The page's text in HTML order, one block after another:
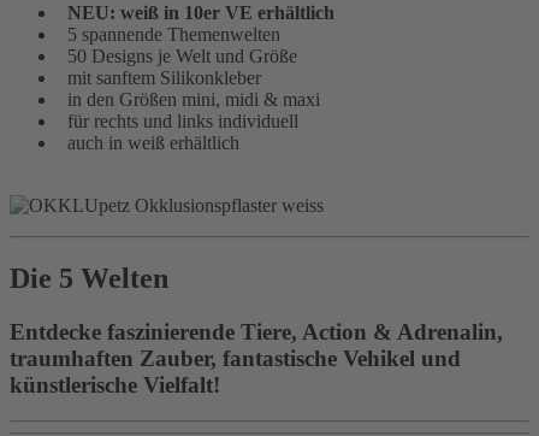
NEU: weiß in 10er VE erhältlich
5 spannende Themenwelten
50 Designs je Welt und Größe
mit sanftem Silikonkleber
in den Größen mini, midi & maxi
für rechts und links individuell
auch in weiß erhältlich
Die 5 Welten
Entdecke faszinierende Tiere, Action & Adrenalin,
traumhaften Zauber, fantastische Vehikel und
künstlerische Vielfalt!